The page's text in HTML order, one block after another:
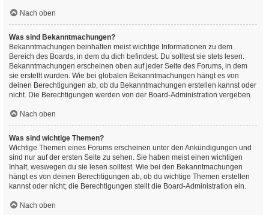
Nach oben
Was sind Bekanntmachungen?
Bekanntmachungen beinhalten meist wichtige Informationen zu dem
Bereich des Boards, in dem du dich befindest. Du solltest sie stets lesen.
Bekanntmachungen erscheinen oben auf jeder Seite des Forums, in dem
sie erstellt wurden. Wie bei globalen Bekanntmachungen hängt es von
deinen Berechtigungen ab, ob du Bekanntmachungen erstellen kannst oder
nicht. Die Berechtigungen werden von der Board-Administration vergeben.
Nach oben
Was sind wichtige Themen?
Wichtige Themen eines Forums erscheinen unter den Ankündigungen und
sind nur auf der ersten Seite zu sehen. Sie haben meist einen wichtigen
Inhalt, weswegen du sie lesen solltest. Wie bei den Bekanntmachungen
hängt es von deinen Berechtigungen ab, ob du wichtige Themen erstellen
kannst oder nicht; die Berechtigungen stellt die Board-Administration ein.
Nach oben